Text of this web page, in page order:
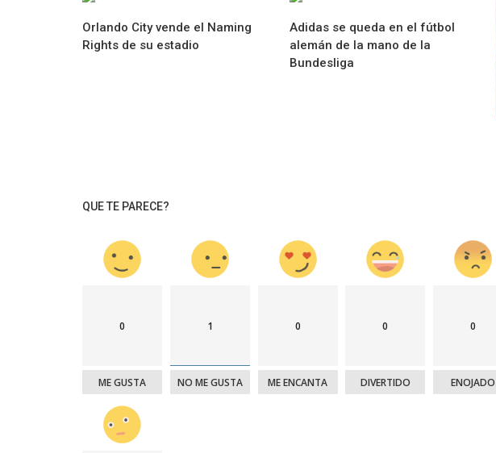
Orlando City vende el Naming
Rights de su estadio
Adidas se queda en el fútbol
alemán de la mano de la
Bundesliga
QUE TE PARECE?
0
ME GUSTA
1
NO ME GUSTA
0
ME ENCANTA
0
DIVERTIDO
0
ENOJADO